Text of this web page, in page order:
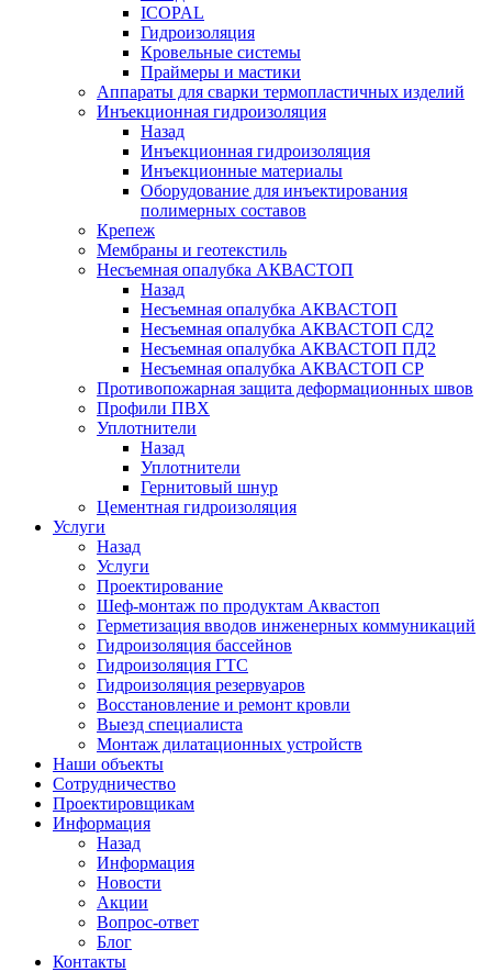
ICOPAL
Гидроизоляция
Кровельные системы
Праймеры и мастики
Аппараты для сварки термопластичных изделий
Инъекционная гидроизоляция
Назад
Инъекционная гидроизоляция
Инъекционные материалы
Оборудование для инъектирования
полимерных составов
Крепеж
Мембраны и геотекстиль
Несъемная опалубка АКВАСТОП
Назад
Несъемная опалубка АКВАСТОП
Несъемная опалубка АКВАСТОП СД2
Несъемная опалубка АКВАСТОП ПД2
Несъемная опалубка АКВАСТОП СР
Противопожарная защита деформационных швов
Профили ПВХ
Уплотнители
Назад
Уплотнители
Гернитовый шнур
Цементная гидроизоляция
Услуги
Назад
Услуги
Проектирование
Шеф-монтаж по продуктам Аквастоп
Герметизация вводов инженерных коммуникаций
Гидроизоляция бассейнов
Гидроизоляция ГТС
Гидроизоляция резервуаров
Восстановление и ремонт кровли
Выезд специалиста
Монтаж дилатационных устройств
Наши объекты
Сотрудничество
Проектировщикам
Информация
Назад
Информация
Новости
Акции
Вопрос-ответ
Блог
Контакты